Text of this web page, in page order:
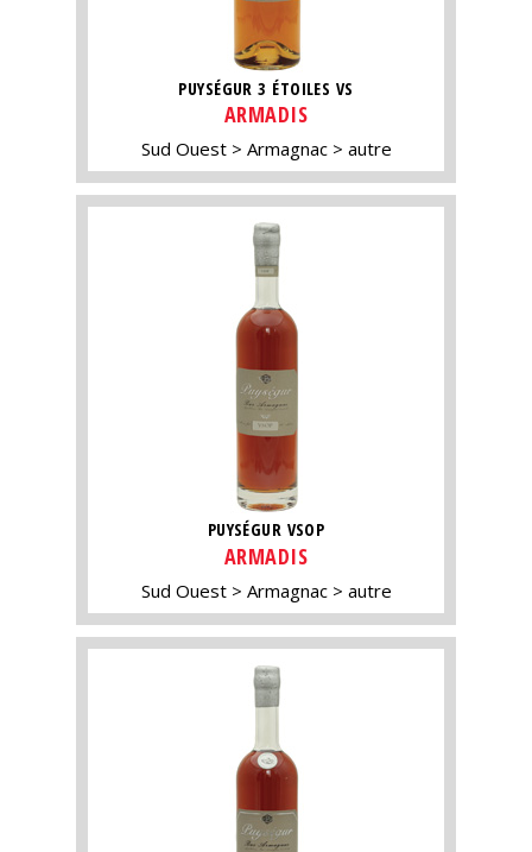
PUYSÉGUR 3 ÉTOILES VS
ARMADIS
Sud Ouest Armagnac autre
PUYSÉGUR VSOP
ARMADIS
Sud Ouest Armagnac autre